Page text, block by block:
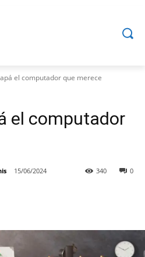
el computador que merece
el computador
15/06/2024 0
340